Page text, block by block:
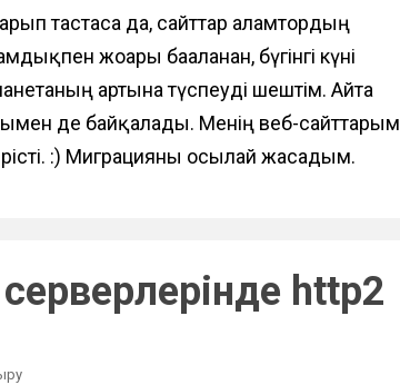
тастаса да, сайттар ғаламтордың
жоғары бағаланған, бүгінгі күні
артына түспеуді шештім. Айта
де байқалады. Менің веб-сайттарым
:) Миграцияны осылай жасадым.
http2